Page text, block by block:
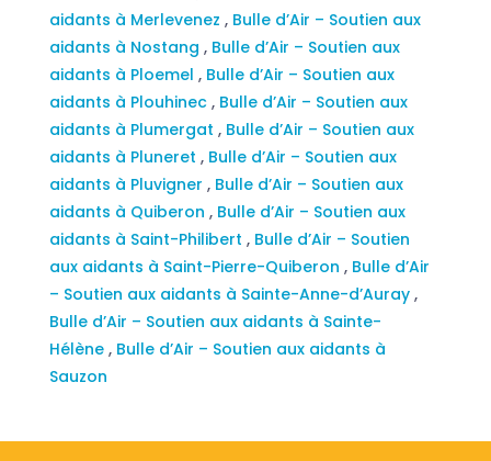
aidants à Merlevenez , Bulle d’Air – Soutien aux
aidants à Nostang , Bulle d’Air – Soutien aux
aidants à Ploemel , Bulle d’Air – Soutien aux
aidants à Plouhinec , Bulle d’Air – Soutien aux
aidants à Plumergat , Bulle d’Air – Soutien aux
aidants à Pluneret , Bulle d’Air – Soutien aux
aidants à Pluvigner , Bulle d’Air – Soutien aux
aidants à Quiberon , Bulle d’Air – Soutien aux
aidants à Saint-Philibert , Bulle d’Air – Soutien
aux aidants à Saint-Pierre-Quiberon , Bulle d’Air
– Soutien aux aidants à Sainte-Anne-d’Auray ,
Bulle d’Air – Soutien aux aidants à Sainte-
Hélène , Bulle d’Air – Soutien aux aidants à
Sauzon